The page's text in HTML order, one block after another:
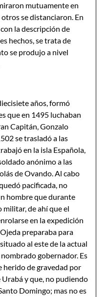
mutuamente en
se distanciaron. En
la descripción de
hechos, se trata de
se produjo a nivel
años, formó
que en 1495 luchaban
Capitán, Gonzalo
se trasladó a las
en la isla Española,
anónimo a las
de Ovando. Al cabo
pacificada, no
hombre que durante
de ahí que el
en la expedición
preparaba para
al este de la actual
gobernador. Es
herido de gravedad por
y que, no pudiendo
Domingo; mas no es